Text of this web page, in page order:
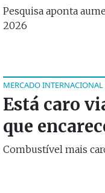
Pesquisa aponta
2026
MERCADO INTERNACIONAL
Está caro
que
Combustível mais